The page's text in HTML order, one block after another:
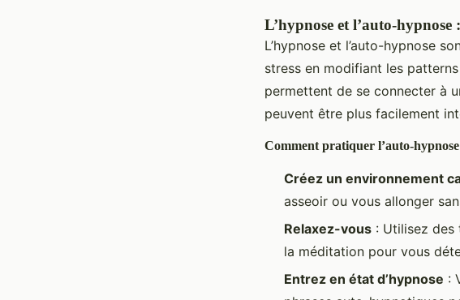
L’hypnose et l’auto-
L’hypnose et l’auto-hypnose
stress en modifiant les
permettent de se connecter à
peuvent être plus facilement
Comment pratiquer l’auto-
Créez un environnement
asseoir ou vous allonger
Relaxez-vous : Utilisez des
la méditation pour vous
Entrez en état d’hypnose :